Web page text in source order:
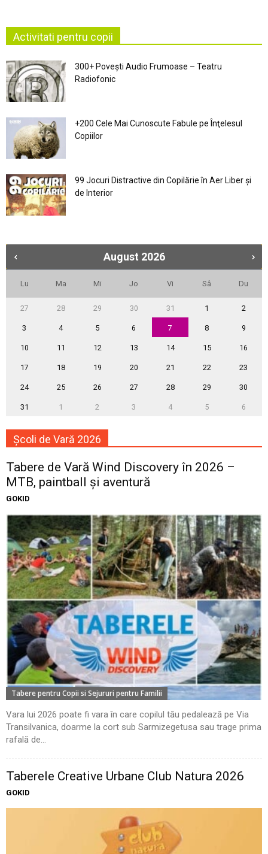
Activitati pentru copii
300+ Povești Audio Frumoase – Teatru
Radiofonic
+200 Cele Mai Cunoscute Fabule pe Înţelesul
Copiilor
99 Jocuri Distractive din Copilărie în Aer Liber şi
de Interior
August 2026
Lu Ma Mi Jo Vi Sâ Du
27 28 29 30 31 1 2
3 4 5 6 7 8 9
10 11 12 13 14 15 16
17 18 19 20 21 22 23
24 25 26 27 28 29 30
31 1 2 3 4 5 6
Școli de Vară 2026
Tabere de Vară Wind Discovery în 2026 –
MTB, paintball și aventură
GOKID
Tabere pentru Copii si Sejururi pentru Familii
Vara lui 2026 poate fi vara în care copilul tău pedalează pe Via
Transilvanica, doarme la cort sub Sarmizegetusa sau trage prima
rafală de...
Taberele Creative Urbane Club Natura 2026
GOKID